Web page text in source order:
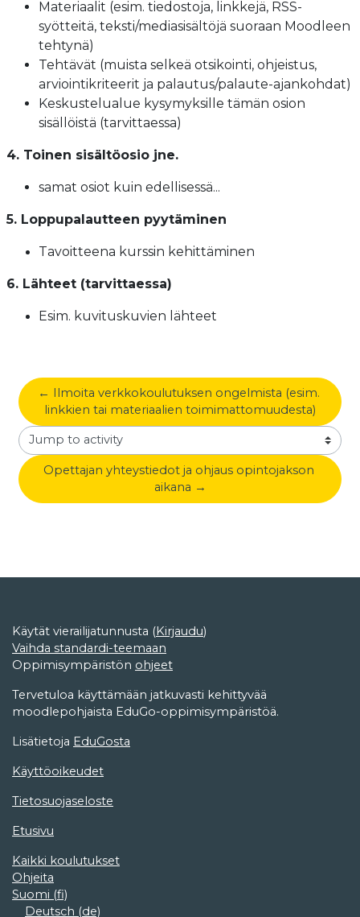
Materiaalit (esim. tiedostoja, linkkejä, RSS-
syötteitä, teksti/mediasisältöjä suoraan Moodleen
tehtynä)
Tehtävät (muista selkeä otsikointi, ohjeistus,
arviointikriteerit ja palautus/palaute-ajankohdat)
Keskustelualue kysymyksille tämän osion
sisällöistä (tarvittaessa)
4. Toinen sisältöosio jne.
samat osiot kuin edellisessä...
5. Loppupalautteen pyytäminen
Tavoitteena kurssin kehittäminen
6. Lähteet (tarvittaessa)
Esim. kuvituskuvien lähteet
← Ilmoita verkkokoulutuksen ongelmista (esim.
linkkien tai materiaalien toimimattomuudesta)
Jump to activity
Opettajan yhteystiedot ja ohjaus opintojakson
aikana →
Käytät vierailijatunnusta (Kirjaudu)
Vaihda standardi-teemaan
Oppimisympäristön ohjeet
Tervetuloa käyttämään jatkuvasti kehittyvää
moodlepohjaista EduGo-oppimisympäristöä.
Lisätietoja EduGosta
Käyttöoikeudet
Tietosuojaseloste
Etusivu
Kaikki koulutukset
Ohjeita
Suomi ‎(fi)‎
Deutsch ‎(de)‎